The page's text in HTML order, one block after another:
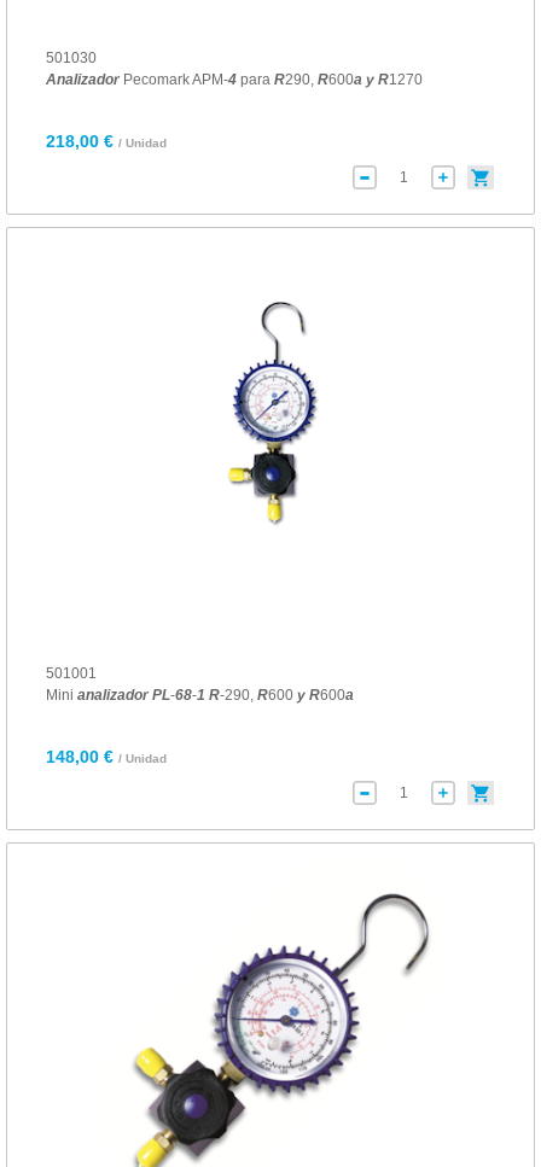
501030
AnalizadorPecomark APM-4para R290, R600a y R1270
218,00 € / Unidad
501001
Mini analizador PL-68-1 R-290, R600 y R600a
148,00 € / Unidad